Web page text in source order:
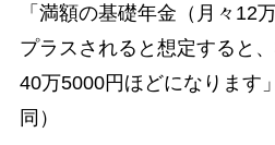
「満額の基礎年金（月々12
プラスされると想定すると
40万5000円ほどになります
同）